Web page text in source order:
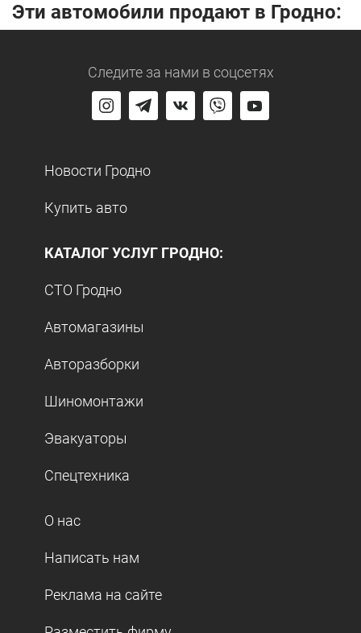
Эти автомобили продают в Гродно:
Следите за нами в соцсетях
Новости Гродно
Купить авто
КАТАЛОГ УСЛУГ ГРОДНО:
СТО Гродно
Автомагазины
Авторазборки
Шиномонтажи
Эвакуаторы
Спецтехника
О нас
Написать нам
Реклама на сайте